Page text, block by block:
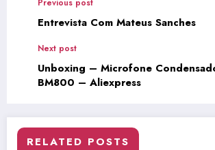
Previous post
Entrevista Com Mateus Sanches
Next post
Unboxing – Microfone
BM800 – Aliexpress
RELATED POSTS